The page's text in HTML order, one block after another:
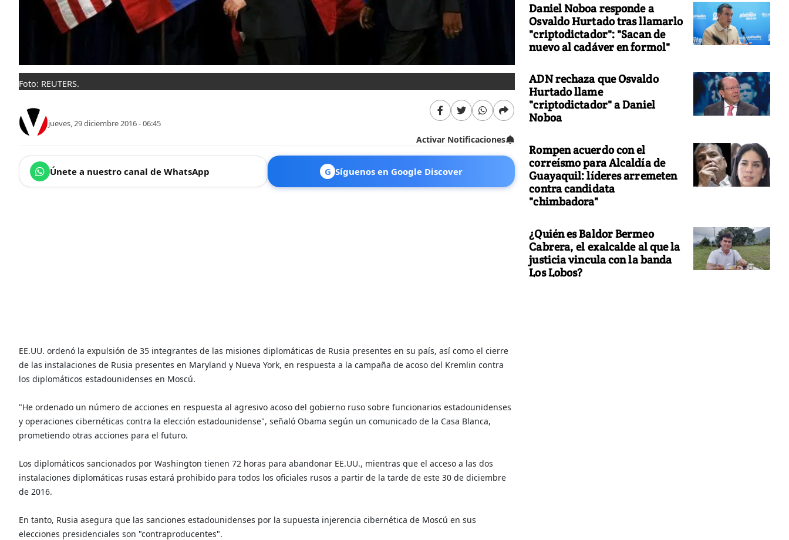
Foto: REUTERS.
jueves, 29 diciembre 2016 - 06:45
Activar Notificaciones
Únete a nuestro canal de WhatsApp G Síguenos en Google Discover
EE.UU. ordenó la expulsión de 35 integrantes de las misiones diplomáticas de Rusia presentes en su país, así como el cierre
de las instalaciones de Rusia presentes en Maryland y Nueva York, en respuesta a la campaña de acoso del Kremlin contra
los diplomáticos estadounidenses en Moscú.
"He ordenado un número de acciones en respuesta al agresivo acoso del gobierno ruso sobre funcionarios estadounidenses
y operaciones cibernéticas contra la elección estadounidense", señaló Obama según un comunicado de la Casa Blanca,
prometiendo otras acciones para el futuro.
Los diplomáticos sancionados por Washington tienen 72 horas para abandonar EE.UU., mientras que el acceso a las dos
instalaciones diplomáticas rusas estará prohibido para todos los oficiales rusos a partir de la tarde de este 30 de diciembre
de 2016.
En tanto, Rusia asegura que las sanciones estadounidenses por la supuesta injerencia cibernética de Moscú en sus
elecciones presidenciales son "contraproducentes".
Daniel Noboa responde a
Osvaldo Hurtado tras llamarlo
"criptodictador": "Sacan de
nuevo al cadáver en formol"
ADN rechaza que Osvaldo
Hurtado llame
"criptodictador" a Daniel
Noboa
Rompen acuerdo con el
correísmo para Alcaldía de
Guayaquil: líderes arremeten
contra candidata
"chimbadora"
¿Quién es Baldor Bermeo
Cabrera, el exalcalde al que la
justicia vincula con la banda
Los Lobos?